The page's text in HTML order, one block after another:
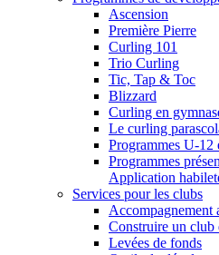
Ascension
Première Pierre
Curling 101
Trio Curling
Tic, Tap & Toc
Blizzard
Curling en
Le curling
Programmes U-12
Programmes
Application
Services pour les clubs
Accompagnement
Construire un club
Levées de fonds